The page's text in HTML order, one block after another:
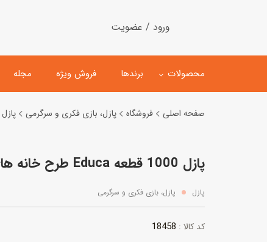
ورود / عضویت
محصولات
اسباب‌بازی‌ ساختنی
اسباب‌بازی‌ مگنتی
ماشین مدل و کلکسیونی
ماشین اسباب بازی
برندها فروش ویژه مجله
صفحه اصلی فروشگاه پازل، بازی فکری و سرگرمی پازل
پازل 1000 قطعه Educa طرح خانه های رقصان آمستردام
پازل پازل، بازی فکری و سرگرمی
کد کالا : 18458